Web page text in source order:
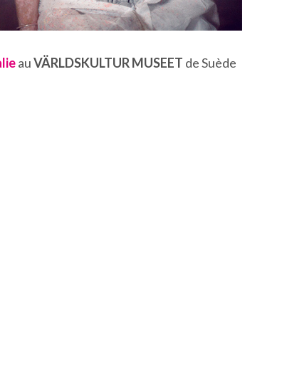
auVÄRLDSKULTUR MUSEET de Suède